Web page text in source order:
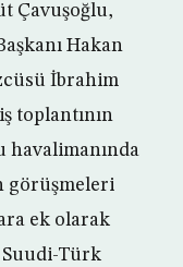
Çavuşoğlu,
Hakan
İbrahim
toplantının
havalimanında
görüşmeleri
ek olarak
Suudi-Türk